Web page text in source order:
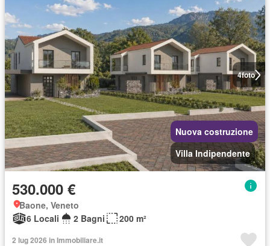
4foto
Nuova costruzione
Villa Indipendente
530.000 €
Baone, Veneto
6 Locali
2 Bagni 200 m²
2 lug 2026 in Immobiliare.it